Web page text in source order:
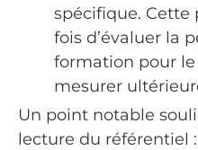
spécifique. Cette
fois d’évaluer la
formation pour
mesurer
Un point notable
lecture du référentiel :